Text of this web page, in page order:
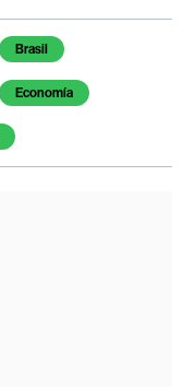
Brasil
Economía